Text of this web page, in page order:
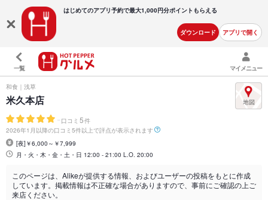
はじめてのアプリ予約で最大1,000円分ポイントもらえる
ダウンロード アプリで開く
一覧 マイメニュー
和食｜浅草
米久本店
- 口コミ 5件
2026年1月以降の口コミ5件以上で評点が表示されます
[夜]￥6,000～￥7,999
月・火・木・金・土・日 12:00 - 21:00 L.O. 20:00
このページは、Alikeが提供する情報、およびユーザーの投稿をもとに作成
しています。掲載情報は不正確な場合がありますので、事前にご確認の上ご
来店ください。